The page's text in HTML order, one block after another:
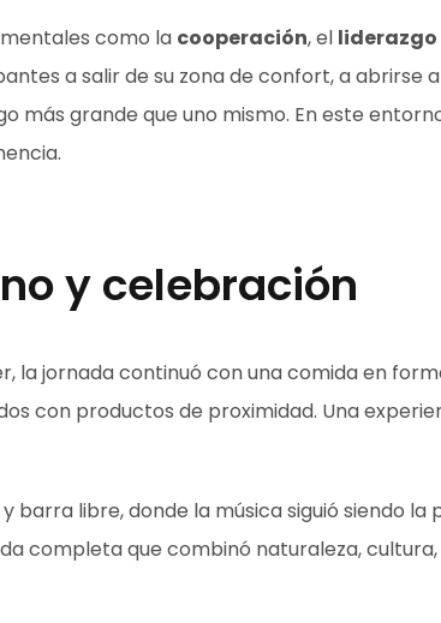
como la cooperación, el liderazgo
a salir de su zona de confort, a
más grande que uno mismo. En este
y celebración
la jornada continuó con una comida en
con productos de proximidad. Una
barra libre, donde la música siguió siendo
completa que combinó naturaleza,